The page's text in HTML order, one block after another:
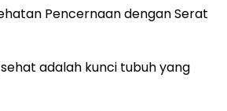
Pencernaan dengan Serat
adalah kunci tubuh yang